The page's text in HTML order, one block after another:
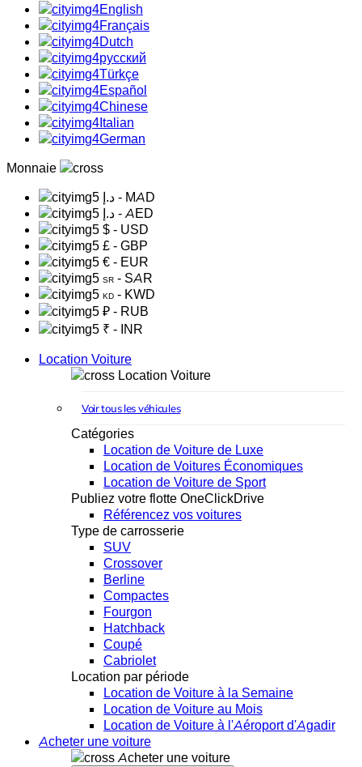
English
Français
Dutch
русский
Türkçe
Español
Chinese
Italian
German
Monnaie
د.إ - MAD
د.إ - AED
$ - USD
£ - GBP
€ - EUR
SR - SAR
KD - KWD
₽ - RUB
₹ - INR
Location Voiture
Location Voiture
Voir tous les véhicules
Catégories
Location de Voiture de Luxe
Location de Voitures Économiques
Location de Voiture de Sport
Publiez votre flotte OneClickDrive
Référencez vos voitures
Type de carrosserie
SUV
Crossover
Berline
Compactes
Fourgon
Hatchback
Coupé
Cabriolet
Location par période
Location de Voiture à la Semaine
Location de Voiture au Mois
Location de Voiture à l'Aéroport d'Agadir
Acheter une voiture
Acheter une voiture